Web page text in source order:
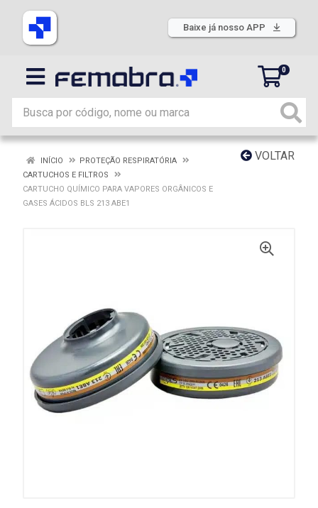
Baixe já nosso APP
0
VOLTAR
INÍCIO
PROTEÇÃO RESPIRATÓRIA
CARTUCHOS E FILTROS
CARTUCHO QUÍMICO PARA VAPORES ORGÂNICOS E
GASES ÁCIDOS BLS 213 ABE1